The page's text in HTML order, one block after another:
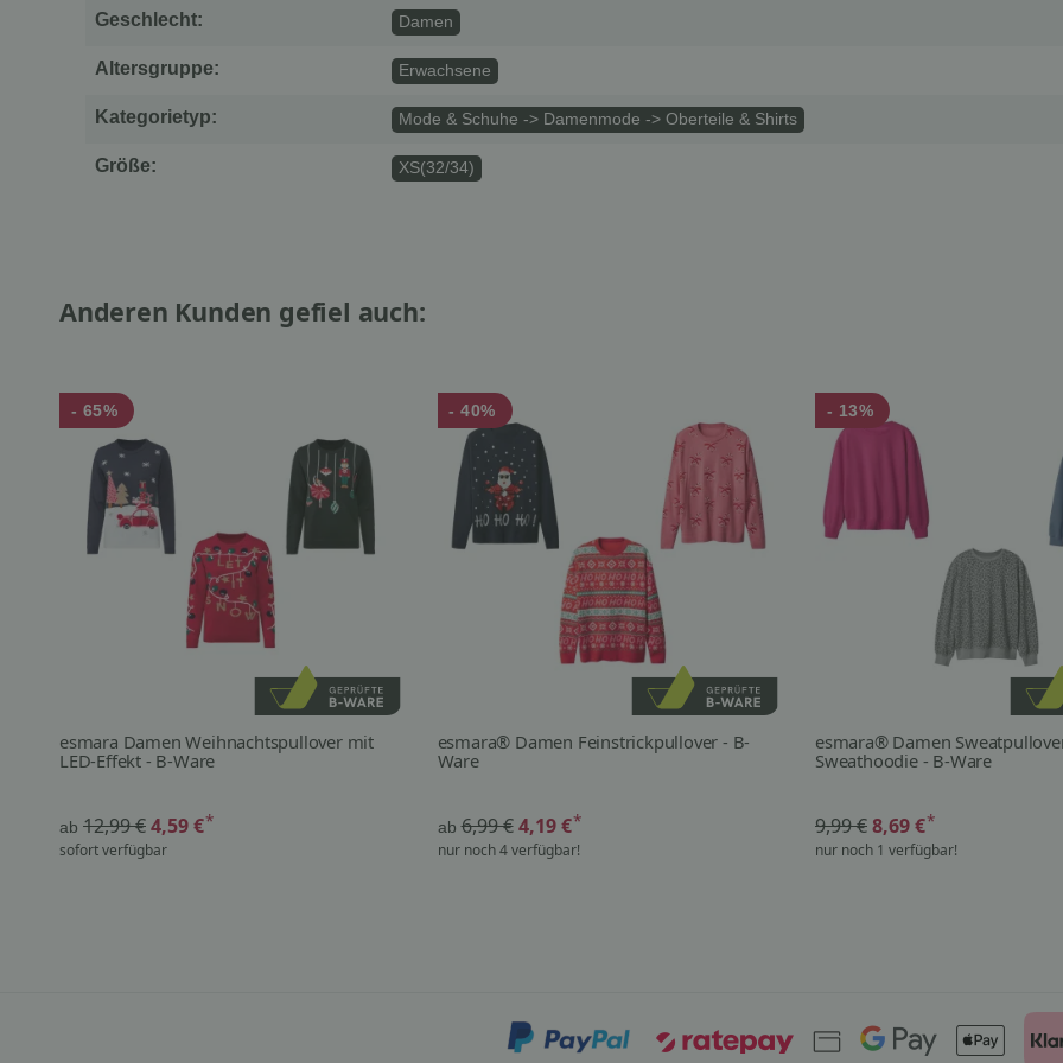
Geschlecht: Damen
Altersgruppe: Erwachsene
Kategorietyp: Mode & Schuhe -> Damenmode -> Oberteile & Shirts
Größe: XS(32/34)
Anderen Kunden gefiel auch:
- 65%
esmara Damen Weihnachtspullover mit
LED-Effekt - B-Ware
ab 12,99 €4,59 €*
sofort verfügbar
- 40%
esmara® Damen Feinstrickpullover - B-
Ware
ab 6,99 € 4,19 €*
nur noch 4 verfügbar!
- 13%
esmara® Damen
Sweathoodie - B-Ware
9,99 €8,69 €*
nur noch 1 verfügbar!